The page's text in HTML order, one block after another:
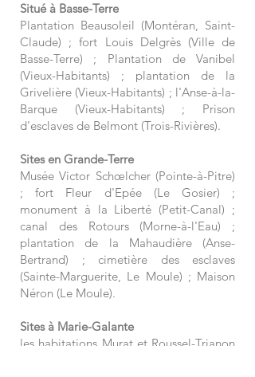
Situé à Basse-Terre
Plantation Beausoleil (Montéran, Saint-
Claude) ; fort Louis Delgrès (Ville de
Basse-Terre) ; Plantation de Vanibel
(Vieux-Habitants) ; plantation de la
Grivelière (Vieux-Habitants) ; l'Anse-à-la-
Barque (Vieux-Habitants) ; Prison
d'esclaves de Belmont (Trois-Rivières).
Sites en Grande-Terre
Musée Victor Schœlcher (Pointe-à-Pitre)
; fort Fleur d'Epée (Le Gosier) ;
monument à la Liberté (Petit-Canal) ;
canal des Rotours (Morne-à-l'Eau) ;
plantation de la Mahaudière (Anse-
Bertrand) ; cimetière des esclaves
(Sainte-Marguerite, Le Moule) ; Maison
Néron (Le Moule).
Sites à Marie-Galante
les habitations Murat et Roussel-Trianon